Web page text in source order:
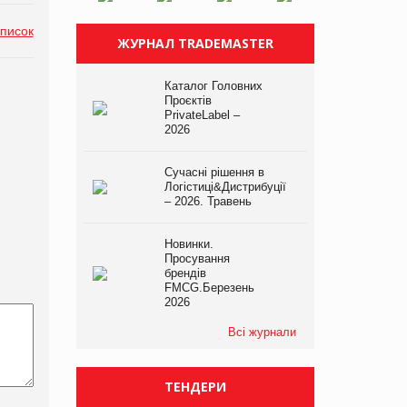
ЖУРНАЛ TRADEMASTER
Каталог Головних
Проєктів
PrivateLabel –
2026
Сучасні рішення в
Логістиці&Дистрибуції
– 2026. Травень
Новинки.
Просування
брендів
FMCG.Березень
2026
Всі журнали
ТЕНДЕРИ